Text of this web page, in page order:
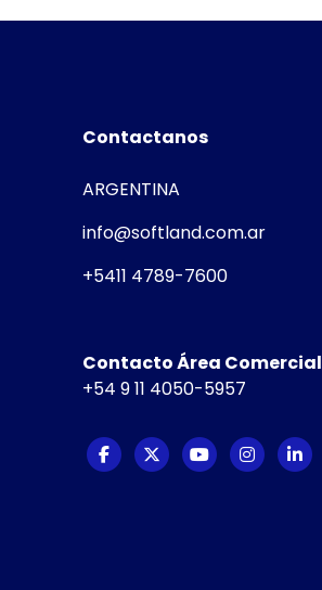
Contactanos
ARGENTINA
info@softland.com.ar
+5411 4789-7600
Contacto Área Comercial
+54 9 11 4050-5957